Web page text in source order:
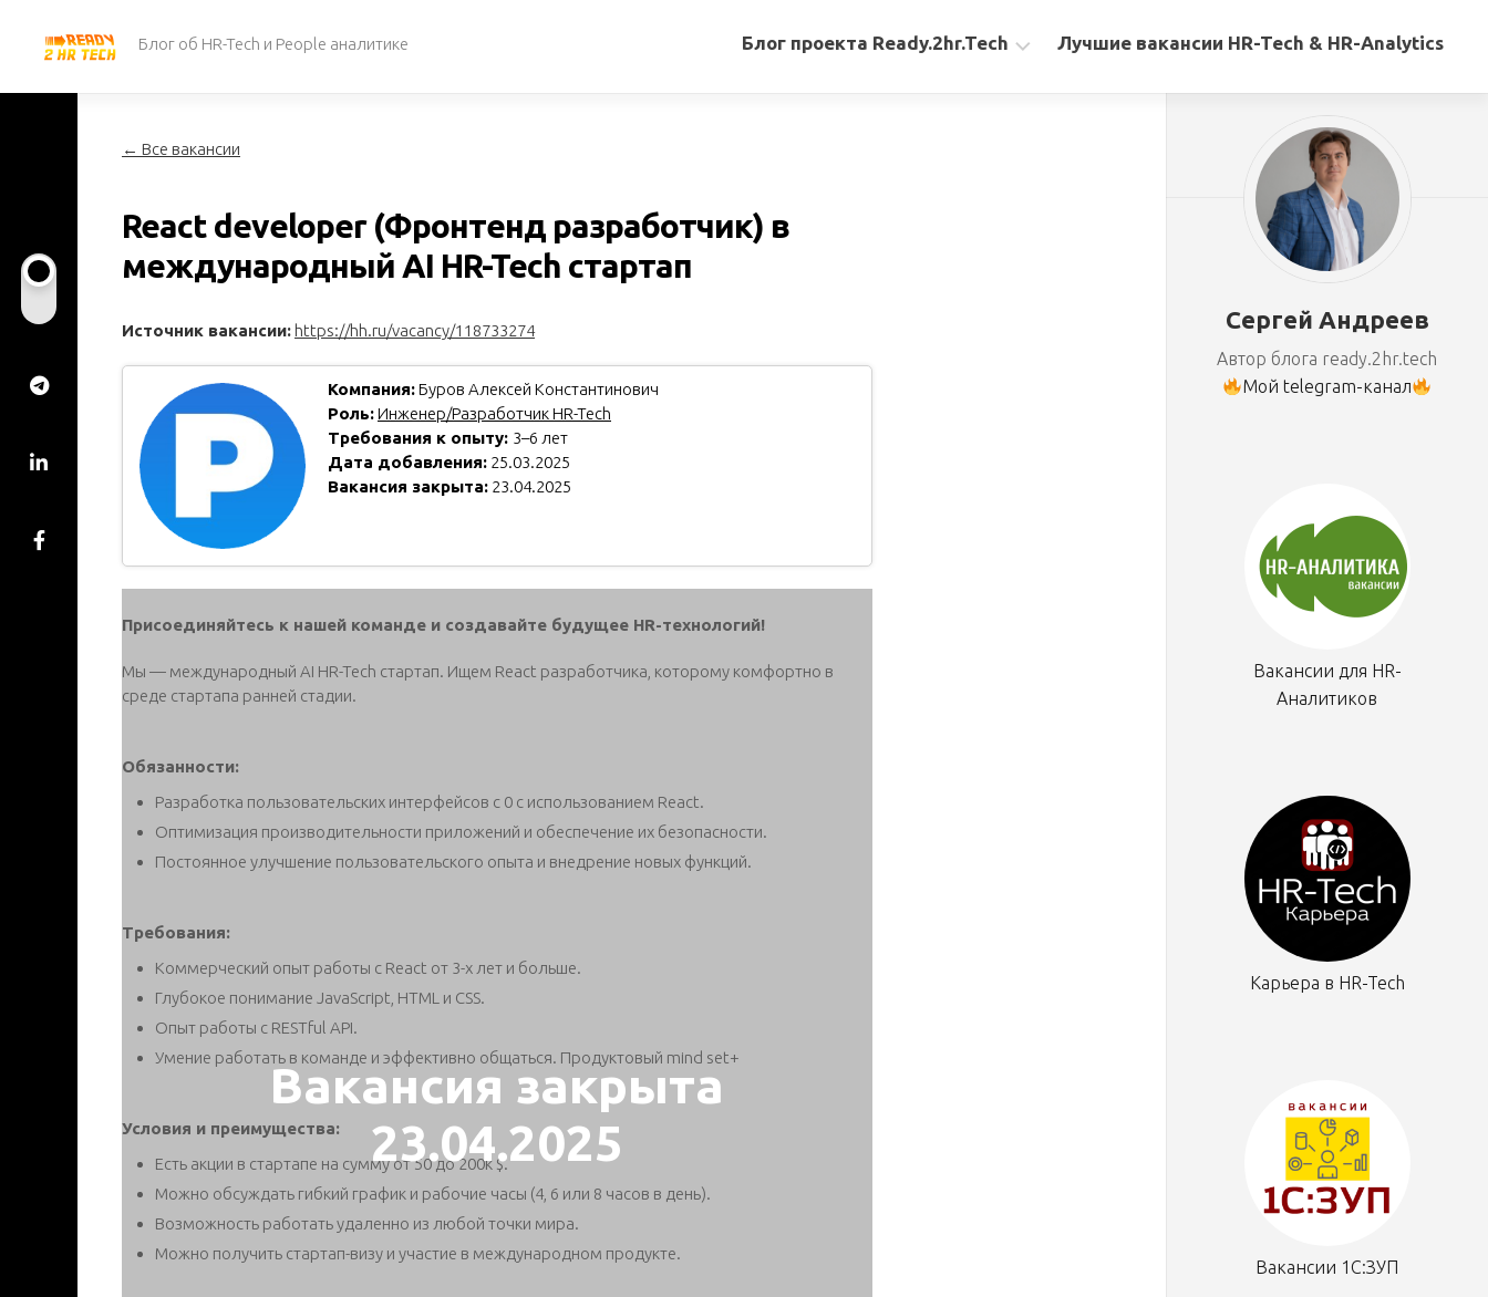
содержанию
Блог об HR-Tech и People аналитике Блог проекта Ready.2hr.Tech
Авторские
Лучшие вакансии HR-Tech & HR-Analytics
← Все вакансии
React developer (Фронтенд разработчик) в
международный AI HR-Tech стартап
Источник вакансии: https://hh.ru/vacancy/118733274
Компания:Буров Алексей Константинович
Роль:Инженер/Разработчик HR-Tech
Требования к опыту: 3–6 лет
Дата добавления: 25.03.2025
Вакансия закрыта: 23.04.2025
Вакансия закрыта
23.04.2025
Присоединяйтесь к нашей команде и создавайте будущее HR-технологий!
Мы — международный AI HR-Tech стартап. Ищем React разработчика, которому комфортно в
среде стартапа ранней стадии.
Обязанности:
Разработка пользовательских интерфейсов с 0 с использованием React.
Оптимизация производительности приложений и обеспечение их безопасности.
Постоянное улучшение пользовательского опыта и внедрение новых функций.
Требования:
Коммерческий опыт работы с React от 3-х лет и больше.
Глубокое понимание JavaScript, HTML и CSS.
Опыт работы с RESTful API.
Умение работать в команде и эффективно общаться. Продуктовый mind set+
Условия и преимущества:
Есть акции в стартапе на сумму от 50 до 200к $.
Можно обсуждать гибкий график и рабочие часы (4, 6 или 8 часов в день).
Возможность работать удаленно из любой точки мира.
Можно получить стартап-визу и участие в международном продукте.
Сергей Андреев
Автор блога ready.2hr.tech
Мой telegram-канал
Вакансии для HR-
Аналитиков
Карьера в HR-Tech
Вакансии 1С:ЗУП